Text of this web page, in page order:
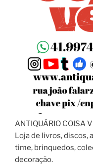
ANTIQUÁRIO COISA
Loja de livros, discos,
time, brinquedos,
decoração.